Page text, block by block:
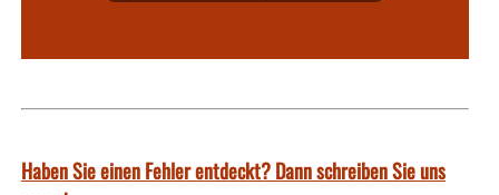
Haben Sie einen Fehler entdeckt? Dann schreiben Sie uns